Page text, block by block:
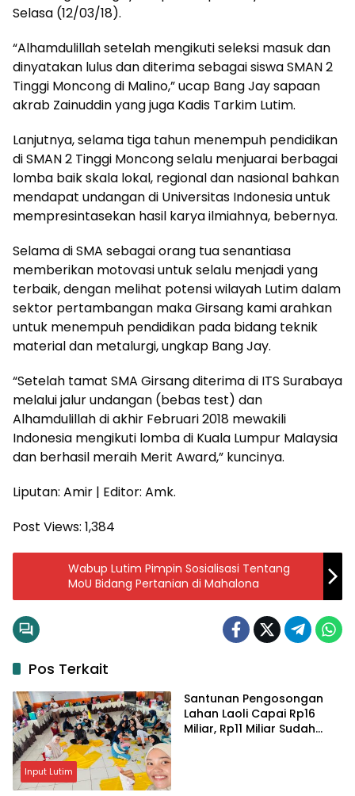
Selasa (12/03/18).
“Alhamdulillah setelah mengikuti seleksi masuk dan
dinyatakan lulus dan diterima sebagai siswa SMAN 2
Tinggi Moncong di Malino,” ucap Bang Jay sapaan
akrab Zainuddin yang juga Kadis Tarkim Lutim.
Lanjutnya, selama tiga tahun menempuh pendidikan
di SMAN 2 Tinggi Moncong selalu menjuarai berbagai
lomba baik skala lokal, regional dan nasional bahkan
mendapat undangan di Universitas Indonesia untuk
mempresintasekan hasil karya ilmiahnya, bebernya.
Selama di SMA sebagai orang tua senantiasa
memberikan motovasi untuk selalu menjadi yang
terbaik, dengan melihat potensi wilayah Lutim dalam
sektor pertambangan maka Girsang kami arahkan
untuk menempuh pendidikan pada bidang teknik
material dan metalurgi, ungkap Bang Jay.
“Setelah tamat SMA Girsang diterima di ITS Surabaya
melalui jalur undangan (bebas test) dan
Alhamdulillah di akhir Februari 2018 mewakili
Indonesia mengikuti lomba di Kuala Lumpur Malaysia
dan berhasil meraih Merit Award,” kuncinya.
Liputan: Amir | Editor: Amk.
Post Views: 1,384
Wabup Lutim Pimpin Sosialisasi Tentang
MoU Bidang Pertanian di Mahalona
Pos Terkait
Input Lutim
Santunan Pengosongan
Lahan Laoli Capai Rp16
Miliar, Rp11 Miliar Sudah